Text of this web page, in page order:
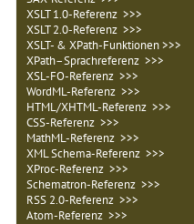
XSLT 1.0-Referenz >>>
XSLT 2.0-Referenz >>>
XSLT- & XPath-Funktionen >>>
XPath–Sprachreferenz >>>
XSL-FO-Referenz >>>
WordML-Referenz >>>
HTML/XHTML-Referenz >>>
CSS-Referenz >>>
MathML-Referenz >>>
XML Schema-Referenz >>>
XProc-Referenz >>>
Schematron-Referenz >>>
RSS 2.0-Referenz >>>
Atom-Referenz >>>